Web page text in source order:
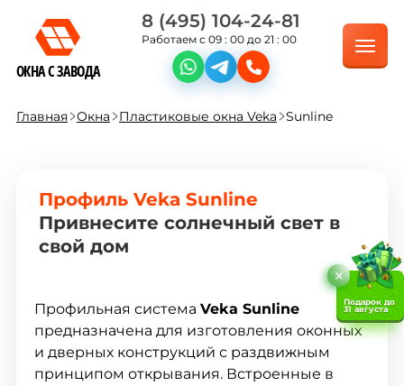
ОКНА С ЗАВОДА
8 (495) 104-24-81
Работаем с 09 : 00 до 21 : 00
Главная Окна Пластиковые окна Veka Sunline
Профиль Veka Sunline
Привнесите солнечный свет в
свой дом
Профильная система Veka Sunline
предназначена для изготовления оконных
и дверных конструкций с раздвижным
принципом открывания. Встроенные в
Подарок до
31 августа